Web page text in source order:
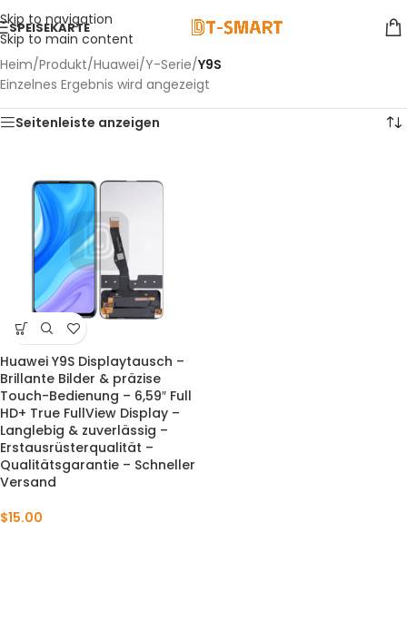
Skip to navigation
Skip to main content
SPEISEKARTE
Heim/Produkt/Huawei/Y-Serie/Y9S
Einzelnes Ergebnis wird angezeigt
Seitenleiste anzeigen
Huawei Y9S Displaytausch –
Brillante Bilder & präzise
Touch-Bedienung – 6,59″ Full
HD+ True FullView Display –
Langlebig & zuverlässig –
Erstausrüsterqualität –
Qualitätsgarantie – Schneller
Versand
$15.00